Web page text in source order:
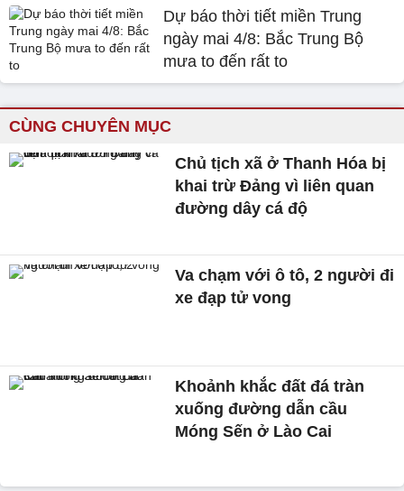
Dự báo thời tiết miền Trung
ngày mai 4/8: Bắc Trung Bộ
mưa to đến rất to
CÙNG CHUYÊN MỤC
Chủ tịch xã ở Thanh Hóa bị
khai trừ Đảng vì liên quan
đường dây cá độ
Va chạm với ô tô, 2 người đi
xe đạp tử vong
Khoảnh khắc đất đá tràn
xuống đường dẫn cầu
Móng Sến ở Lào Cai